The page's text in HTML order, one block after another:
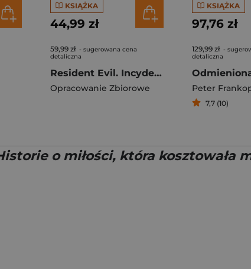
KSIĄŻKA
44,99 zł
59,99 zł - sugerowana cena
detaliczna
Resident Evil. Incydent Raccoon City
Opracowanie Zbiorowe
KSIĄŻKA
97,76 zł
129,99 zł -
detaliczna
Peter
7,7 (10)
o miłości, która kosztowała